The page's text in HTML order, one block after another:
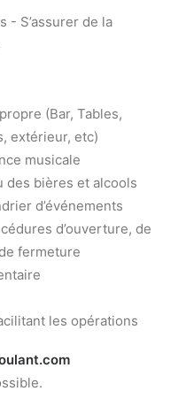
- S’assurer de la
(Bar, Tables,
extérieur, etc)
musicale
des bières et alcools
d’événements
d’ouverture, de
fermeture
les opérations